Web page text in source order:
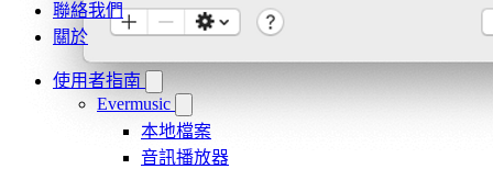
聯絡我們
關於
使用者指南
Evermusic
本地檔案
音訊播放器